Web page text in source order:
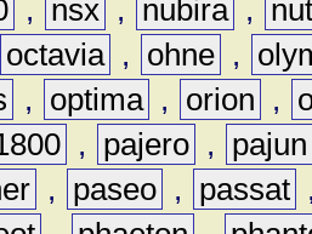
, nsx , nubira ,
octavia , ohne ,
, optima , orion ,
, pajero ,
pajun
, paseo , passat